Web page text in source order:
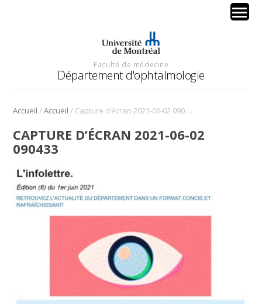
Faculté de médecine
Département d'ophtalmologie
Accueil /Accueil / Capture d’écran 2021-06-02 090433
CAPTURE D’ÉCRAN 2021-06-02
090433